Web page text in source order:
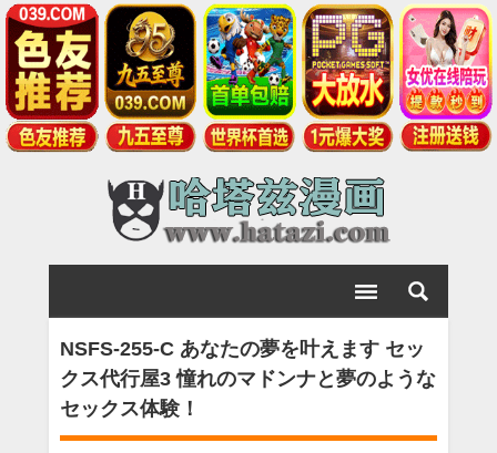
NSFS-255-C あなたの夢を叶えます セッ
クス代行屋3 憧れのマドンナと夢のような
セックス体験！